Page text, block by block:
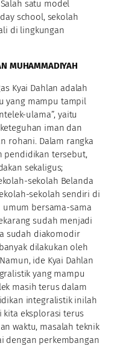
satu model
school, sekolah
di lingkungan
MUHAMMADIYAH
Kyai Dahlan adalah
yang mampu tampil
ulama”, yaitu
iman dan
rohani. Dalam rangka
pendidikan tersebut,
sekaligus;
sekolah Belanda
sekolah sendiri di
bersama-sama
sudah menjadi
sudah diakomodir
dilakukan oleh
ide Kyai Dahlan
yang mampu
masih terus dalam
integralistik inilah
kita eksplorasi terus
waktu, masalah teknik
dengan perkembangan